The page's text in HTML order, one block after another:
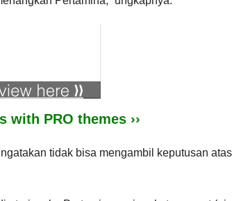
PRO themes ››
tidak bisa mengambil keputusan atas